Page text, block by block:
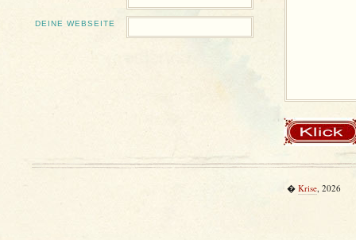
DEINE WEBSEITE
� Krise, 2026